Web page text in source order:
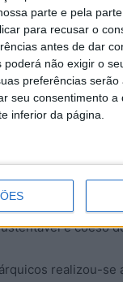
parte e pela
para recusar o
antes de dar
poderá não exigir o
preferências
seu consentimento
inferior da página.
Gonçalves (PS),
(PS), Vera
os membros da
a-Nova revelou
que “representa
institucional
firmemente
e coeso
realizou-se